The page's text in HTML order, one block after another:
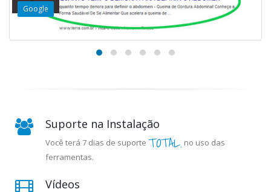
Google
Suporte na Instalação
Você terá 7 dias de suporte TOTAL. no uso das
ferramentas.
Vídeos